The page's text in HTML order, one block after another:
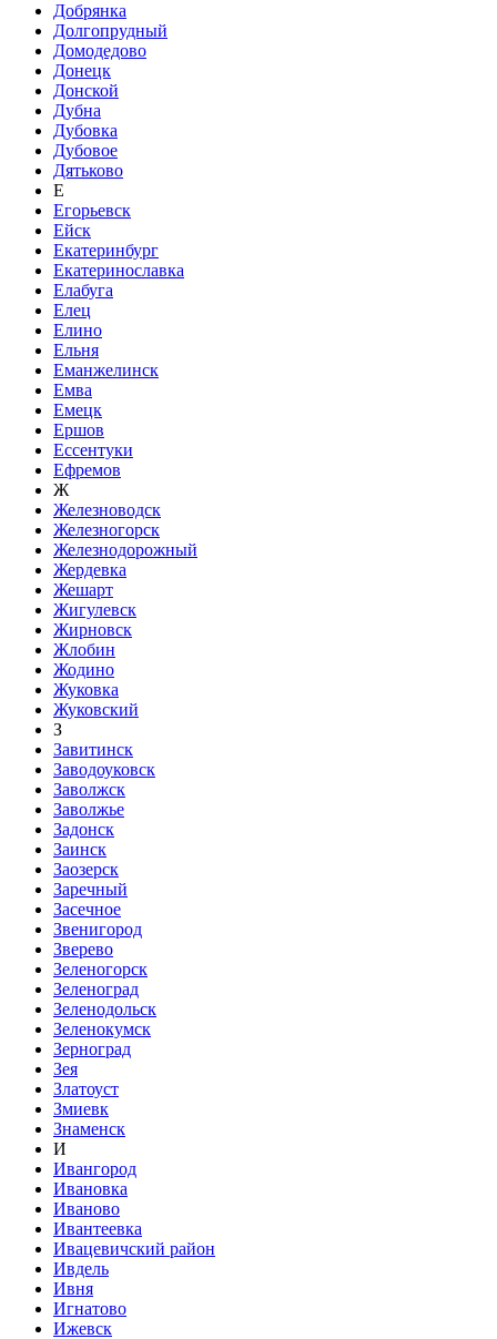
Добрянка
Долгопрудный
Домодедово
Донецк
Донской
Дубна
Дубовка
Дубовое
Дятьково
Е
Егорьевск
Ейск
Екатеринбург
Екатеринославка
Елабуга
Елец
Елино
Ельня
Еманжелинск
Емва
Емецк
Ершов
Ессентуки
Ефремов
Ж
Железноводск
Железногорск
Железнодорожный
Жердевка
Жешарт
Жигулевск
Жирновск
Жлобин
Жодино
Жуковка
Жуковский
З
Завитинск
Заводоуковск
Заволжск
Заволжье
Задонск
Заинск
Заозерск
Заречный
Засечное
Звенигород
Зверево
Зеленогорск
Зеленоград
Зеленодольск
Зеленокумск
Зерноград
Зея
Златоуст
Змиевк
Знаменск
И
Ивангород
Ивановка
Иваново
Ивантеевка
Ивацевичский район
Ивдель
Ивня
Игнатово
Ижевск